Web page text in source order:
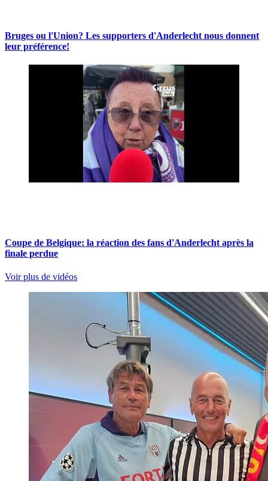
Bruges ou l'Union? Les supporters d'Anderlecht nous donnent
leur préférence!
Coupe de Belgique: la réaction des fans d'Anderlecht après la
finale perdue
Voir plus de vidéos